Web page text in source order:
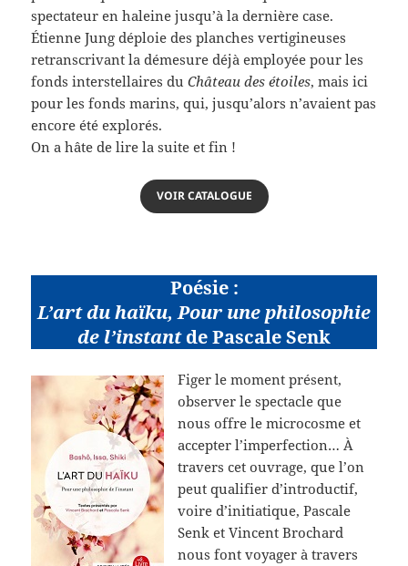
spectateur en haleine jusqu’à la dernière case.
Étienne Jung déploie des planches vertigineuses
retranscrivant la démesure déjà employée pour les
fonds interstellaires duChâteau des étoiles, mais ici
pour les fonds marins, qui, jusqu’alors n’avaient pas
encore été explorés.
On a hâte de lire la suite et fin !
VOIR CATALOGUE
Poésie :
L’art du haïku, Pour une philosophie
de l’instantde Pascale Senk
Figer le moment présent,
observer le spectacle que
nous offre le microcosme et
accepter l’imperfection… À
travers cet ouvrage, que l’on
peut qualifier d’introductif,
voire d’initiatique, Pascale
Senk et Vincent Brochard
nous font voyager à travers